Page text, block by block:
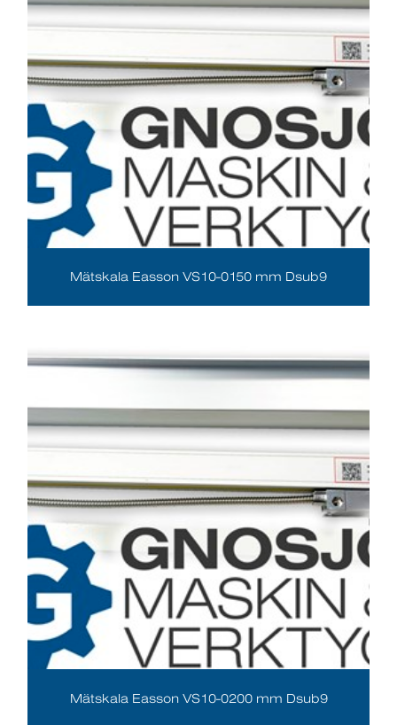
Mätskala Easson VS10-0150 mm Dsub9
Mätskala Easson VS10-0200 mm Dsub9